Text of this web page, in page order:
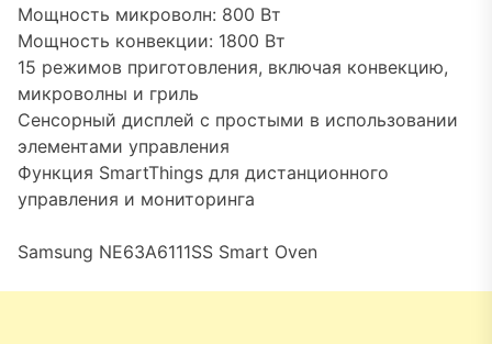
Мощность микроволн: 800 Вт
Мощность конвекции: 1800 Вт
15 режимов приготовления, включая конвекцию,
микроволны и гриль
Сенсорный дисплей с простыми в использовании
элементами управления
Функция SmartThings для дистанционного
управления и мониторинга
Samsung NE63A6111SS Smart Oven